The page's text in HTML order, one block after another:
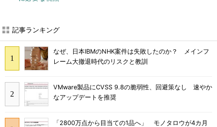
記事ランキング
なぜ、日本IBMのNHK案件は失敗したのか？ メインフ
レーム大撤退時代のリスクと教訓
VMware製品にCVSS 9.8の脆弱性、回避策なし 速やか
なアップデートを推奨
「2800万点から目当ての1品へ」 モノタロウが4カ月